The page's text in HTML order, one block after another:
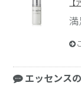
エッセンス